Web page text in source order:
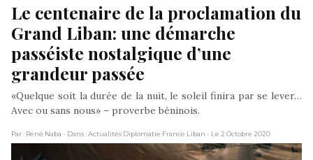
Le centenaire de la proclamation du
Grand Liban: une démarche
passéiste nostalgique d’une
grandeur passée
«Quelque soit la durée de la nuit, le soleil finira par se lever…
Avec ou sans nous» – proverbe béninois.
Par : René Naba - Dans : Actualités Diplomatie France Liban - Le 2 Octobre 2020